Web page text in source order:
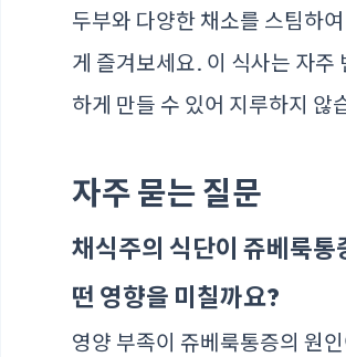
두부와 다양한 채소를 스팀하
게 즐겨보세요. 이 식사는 자주
하게 만들 수 있어 지루하지 않
자주 묻는 질문
채식주의 식단이 쥬베룩통
떤 영향을 미칠까요?
영양 부족이 쥬베룩통증의 원